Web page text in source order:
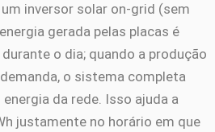
inversor solar on-grid (sem
gerada pelas placas é
o dia; quando a produção
o sistema completa
da rede. Isso ajuda a
justamente no horário em que